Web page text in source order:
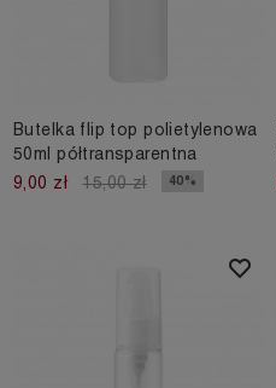
Butelka flip top polietylenowa
50ml półtransparentna
9,00 zł
15,00 zł 40%